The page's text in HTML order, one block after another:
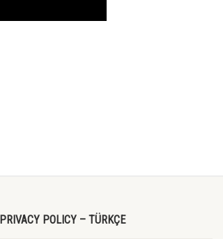
PRIVACY POLICY – TÜRKÇE